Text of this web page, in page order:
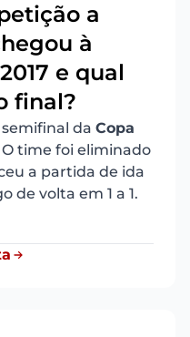
a
à
e qual
final?
da Copa
O time foi eliminado
a partida de ida
de volta em 1 a 1.